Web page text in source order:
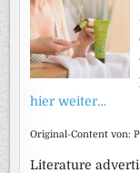
hier weiter…
Original-Content von:
Literature